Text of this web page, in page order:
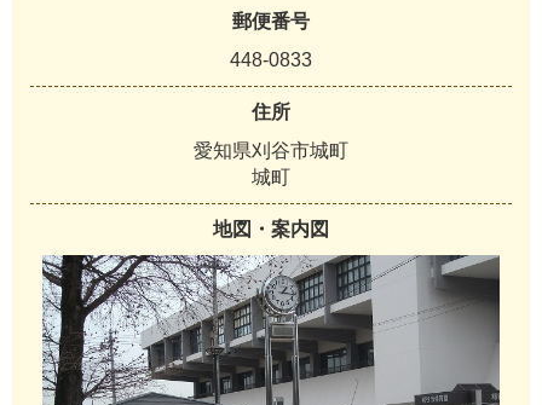
郵便番号
448-0833
住所
愛知県刈谷市城町
城町
地図・案内図